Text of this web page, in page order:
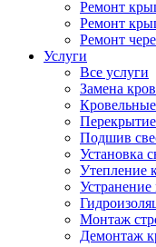
Ремонт
Ремонт
Ремонт
Услуги
Все услуги
Замена
Подшив
Установка
Утепление
Устранение
Монтаж
Демонтаж